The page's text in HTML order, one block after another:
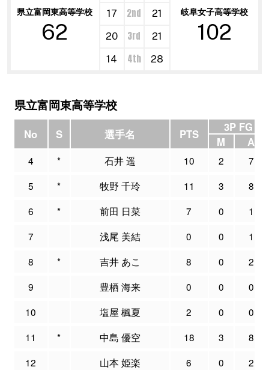
県立富岡東高等学校
62
岐阜女子高等学校
102
17 2nd
21
20
3rd
21
14
4th 28
県立富岡東高等学校
No S 選手名 PTS
3P FG
M
A
4 * 石井 遥 10 2
7
5
* 牧野 千玲 11 3
8
6
* 前田 日菜 7 0
1
7
浅尾 美結 0 0
1
8
* 吉井 あこ 8 0
2
9
豊栖 海来 0 0
0
10
塩屋 楓夏 2 0
0
11
* 中島 優空 18 3
8
12
山本 姫楽 6 0
2